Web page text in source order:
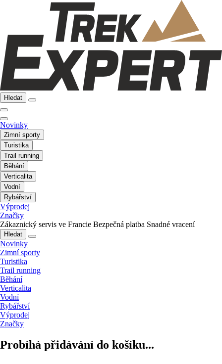
Hledat
Novinky
Zimní sporty
Turistika
Trail running
Běhání
Verticalita
Vodní
Rybářství
Výprodej
Značky
Zákaznický servis ve Francie Bezpečná platba Snadné vracení
Hledat
Novinky
Zimní sporty
Turistika
Trail running
Běhání
Verticalita
Vodní
Rybářství
Výprodej
Značky
Probíhá přidávání do košíku...